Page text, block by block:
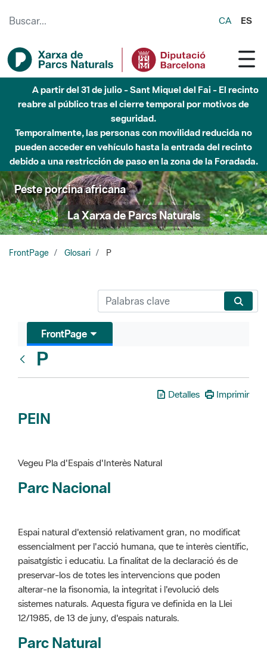
CA ES
Hasta diciembre de 2026 - Parque Fluvial Besós -
Afectaciones en el cauce del Parque Fluvial del Besòs debido
a obras de construcción de una pasarela sobre el río
Peste porcina africana
La Xarxa de Parcs Naturals
FrontPage Glosari P
Glosari
P
PEIN
Vegeu Pla d'Espais d'Interès Natural
Espai natural d'extensió relativament gran, no modificat
preservar-los de totes les intervencions que poden
alterar-ne la fisonomia, la integritat i l'evolució dels
sistemes naturals. Aquesta figura ve definida en la Llei
12/1985, de 13 de juny, d'espais naturals.
Parc Natural
Espais natural que presenta valors naturals qualificats, la